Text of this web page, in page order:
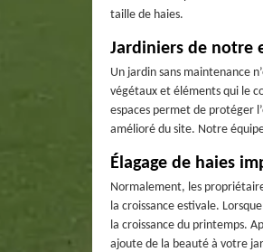
taille de haies.
Jardiniers de notre
Un jardin sans maintenance
végétaux et éléments qui le
espaces permet de protéger
amélioré du site. Notre
Élagage de haies
Normalement, les
la croissance estivale.
la croissance du printemps.
ajoute de la beauté à votre